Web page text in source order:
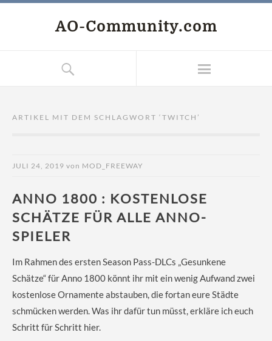
AO-Community.com
ARTIKEL MIT DEM SCHLAGWORT ‘ TWITCH ’
JULI 24, 2019 von MOD_FREEWAY
ANNO 1800 : KOSTENLOSE
SCHÄTZE FÜR ALLE ANNO-
SPIELER
Im Rahmen des ersten Season Pass-DLCs „Gesunkene
Schätze“ für Anno 1800 könnt ihr mit ein wenig Aufwand zwei
kostenlose Ornamente abstauben, die fortan eure Städte
schmücken werden. Was ihr dafür tun müsst, erkläre ich euch
Schritt für Schritt hier.